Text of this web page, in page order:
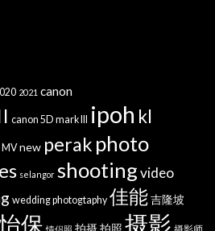
2021 canon
canon 5D mark III ipoh kl
MV new perak photo
selangor shootingvideo
wedding photogtaphy 佳能吉隆坡
保 摄影